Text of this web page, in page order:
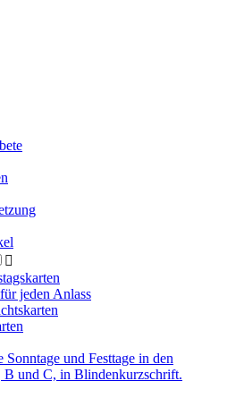

jeden Anlass
und Festtage in den
B und C, in Blindenkurzschrift.